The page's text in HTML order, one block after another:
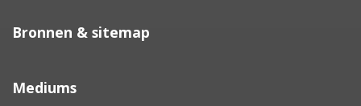
Bronnen & sitemap
Mediums